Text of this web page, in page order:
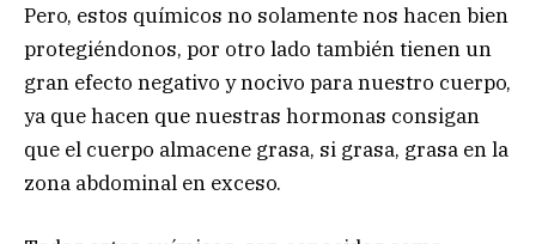
Pero, estos químicos no solamente nos hacen bien
protegiéndonos, por otro lado también tienen un
gran efecto negativo y nocivo para nuestro cuerpo,
ya que hacen que nuestras hormonas consigan
que el cuerpo almacene grasa, si grasa, grasa en la
zona abdominal en exceso.